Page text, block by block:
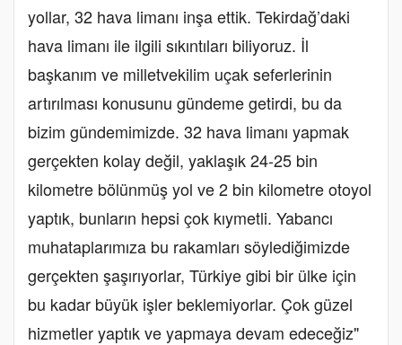
yollar, 32 hava limanı inşa ettik. Tekirdağ’daki
hava limanı ile ilgili sıkıntıları biliyoruz. İl
başkanım ve milletvekilim uçak seferlerinin
artırılması konusunu gündeme getirdi, bu da
bizim gündemimizde. 32 hava limanı yapmak
gerçekten kolay değil, yaklaşık 24-25 bin
kilometre bölünmüş yol ve 2 bin kilometre otoyol
yaptık, bunların hepsi çok kıymetli. Yabancı
muhataplarımıza bu rakamları söylediğimizde
gerçekten şaşırıyorlar, Türkiye gibi bir ülke için
bu kadar büyük işler beklemiyorlar. Çok güzel
hizmetler yaptık ve yapmaya devam edeceğiz"